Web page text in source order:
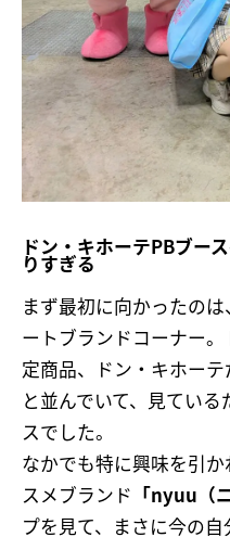
ドン・キホーテPBブー
りすぎる
まず最初に向かったの
ートブランドコーナー
定商品、ドン・キホー
と並んでいて、見てい
スでした。
なかでも特に興味を引
スメブランド 「nyuu（
プを見て、まさに今の